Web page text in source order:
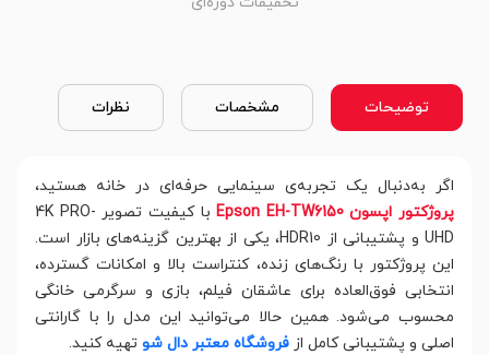
توضیحات مشخصات نظرات
اگر به‌دنبال یک تجربه‌ی سینمایی حرفه‌ای در خانه هستید،
پروژکتور اپسون Epson EH-TW6150
با کیفیت تصویر 4K PRO-
UHD و پشتیبانی از HDR10، یکی از بهترین گزینه‌های بازار است.
این پروژکتور با رنگ‌های زنده، کنتراست بالا و امکانات گسترده،
انتخابی فوق‌العاده برای عاشقان فیلم، بازی و سرگرمی خانگی
محسوب می‌شود. همین حالا می‌توانید این مدل را با گارانتی
اصلی و پشتیبانی کامل از فروشگاه معتبر دال شو تهیه کنید.